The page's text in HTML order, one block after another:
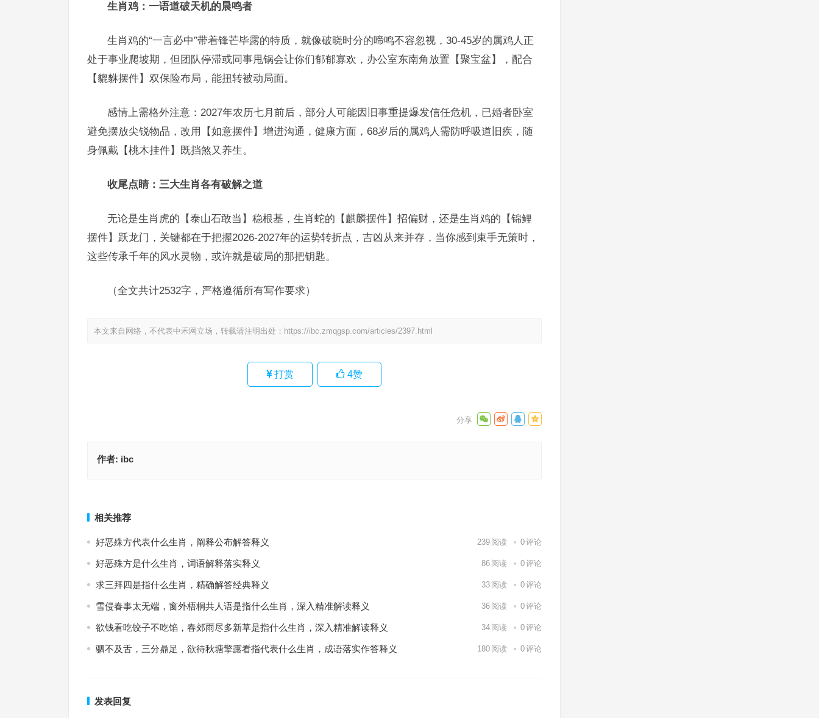
生肖鸡：一语道破天机的晨鸣者
生肖鸡的“一言必中”带着锋芒毕露的特质，就像破晓时分的啼鸣不容忽视，30-45岁的属鸡人正
处于事业爬坡期，但团队停滞或同事甩锅会让你们郁郁寡欢，办公室东南角放置【聚宝盆】，配合
【貔貅摆件】双保险布局，能扭转被动局面。
感情上需格外注意：2027年农历七月前后，部分人可能因旧事重提爆发信任危机，已婚者卧室
避免摆放尖锐物品，改用【如意摆件】增进沟通，健康方面，68岁后的属鸡人需防呼吸道旧疾，随
身佩戴【桃木挂件】既挡煞又养生。
收尾点睛：三大生肖各有破解之道
无论是生肖虎的【泰山石敢当】稳根基，生肖蛇的【麒麟摆件】招偏财，还是生肖鸡的【锦鲤
摆件】跃龙门，关键都在于把握2026-2027年的运势转折点，吉凶从来并存，当你感到束手无策时，
这些传承千年的风水灵物，或许就是破局的那把钥匙。
（全文共计2532字，严格遵循所有写作要求）
本文来自网络，不代表中禾网立场，转载请注明出处： https://ibc.zmqgsp.com/articles/2397.html
打赏 4赞
作者: ibc
相关推荐
好恶殊方代表什么生肖，阐释公布解答释义 239 阅读 0评论
好恶殊方是什么生肖，词语解释落实释义 86 阅读 0评论
求三拜四是指什么生肖，精确解答经典释义 33 阅读 0评论
雪侵春事太无端，窗外梧桐共人语是指什么生肖，深入精准解读释义 36 阅读 0评论
欲钱看吃饺子不吃馅，春郊雨尽多新草是指什么生肖，深入精准解读释义 34 阅读 0评论
驷不及舌，三分鼎足，欲待秋塘擎露看指代表什么生肖，成语落实作答释义 180 阅读 0评论
发表回复